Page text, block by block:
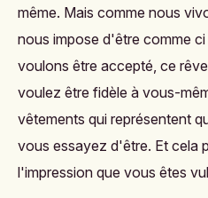
même. Mais comme nous
nous impose d'être comme
voulons être accepté, ce
voulez être fidèle à vous-
vêtements qui représentent
vous essayez d'être. Et cela
l'impression que vous êtes